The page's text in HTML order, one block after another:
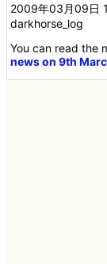
2009年03月09日
darkhorse_log
You can read the
news on 9th